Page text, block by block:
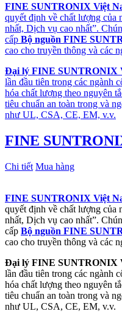
FINE SUNTRONIX Việt
quyết định về chất lượng của
nhất, Dịch vụ cao nhất”.
cấp Bộ nguồn FINE
cao cho truyền thông và các
Đại lý FINE SUNTRONIX
lần đầu tiên trong các ngành
hóa chất lượng theo nguyên
tiêu chuẩn an toàn trong và
như UL, CSA, CE, EM, v.v.
FINE
Chi tiết Mua hàng
FINE SUNTRONIX Việt
quyết định về chất lượng của
nhất, Dịch vụ cao nhất”.
cấp Bộ nguồn FINE
cao cho truyền thông và các
Đại lý FINE SUNTRONIX
lần đầu tiên trong các ngành
hóa chất lượng theo nguyên
tiêu chuẩn an toàn trong và
như UL, CSA, CE, EM, v.v.